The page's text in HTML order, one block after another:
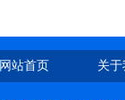
网站首页 关